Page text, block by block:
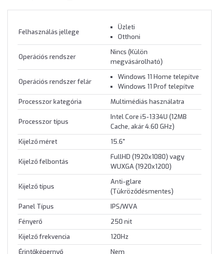
Felhasználás jellege
Üzleti
Otthoni
Operációs rendszer
Nincs (Külön
megvásárolható)
Operációs rendszer felár
Windows 11 Home telepítve
Windows 11 Prof telepítve
Processzor kategória
Multimédiás használatra
Processzor típus
Intel Core i5-1334U (12MB
Cache, akár 4.60 GHz)
Kijelző méret
15.6"
Kijelző felbontás
FullHD (1920x1080) vagy
WUXGA (1920x1200)
Kijelző típus
Anti-glare
(Tükröződésmentes)
Panel Típus
IPS/WVA
Fényerő
250 nit
Kijelző frekvencia
120Hz
Érintőképernyő
Nem